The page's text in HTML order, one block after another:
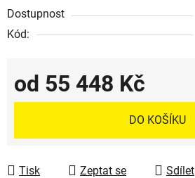
Dostupnost
Kód:
od 55 448 Kč
Měrná cena:
DO KOŠÍKU
Tisk Zeptat se Sdílet